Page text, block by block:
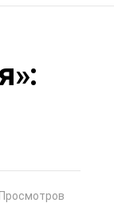
Просмотров